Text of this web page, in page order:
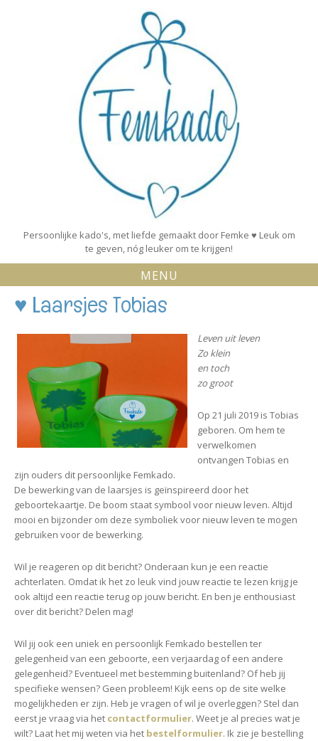
Persoonlijke kado's, met liefde gemaakt door Femke ♥ Leuk om
te geven, nóg leuker om te krijgen!
MENU
♥ Laarsjes Tobias
Leven uit leven
Zo klein
en toch
zo groot
Op 21 juli 2019 is Tobias
geboren. Om hem te
verwelkomen
ontvangen Tobias en
zijn ouders dit persoonlijke Femkado.
De bewerking van de laarsjes is geïnspireerd door het
geboortekaartje. De boom staat symbool voor nieuw leven. Altijd
mooi en bijzonder om deze symboliek voor nieuw leven te mogen
gebruiken voor de bewerking.
Wil je reageren op dit bericht? Onderaan kun je een reactie
achterlaten. Omdat ik het zo leuk vind jouw reactie te lezen krijg je
ook altijd een reactie terug op jouw bericht. En ben je enthousiast
over dit bericht? Delen mag!
Wil jij ook een uniek en persoonlijk Femkado bestellen ter
gelegenheid van een geboorte, een verjaardag of een andere
gelegenheid? Eventueel met bestemming buitenland? Of heb jij
specifieke wensen? Geen probleem! Kijk eens op de site welke
mogelijkheden er zijn. Heb je vragen of wil je overleggen? Stel dan
eerst je vraag via het contactformulier. Weet je al precies wat je
wilt? Laat het mij weten via het bestelformulier. Ik zie je bestelling